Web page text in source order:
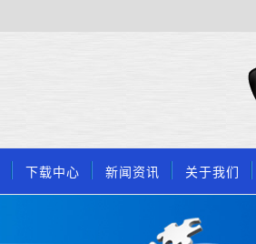
下载中心 新闻资讯 关于我们